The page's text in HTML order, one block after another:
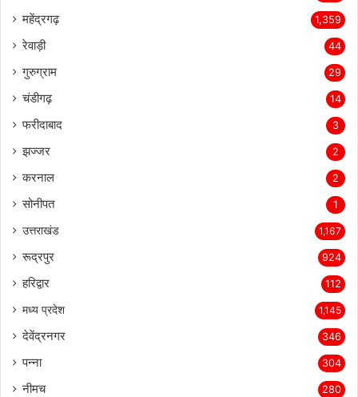
महेंद्रगढ़ 1,359
रेवाड़ी 44
गुरुग्राम 29
चंडीगढ़ 14
फरीदाबाद 3
झज्जर 2
करनाल 2
सोनीपत 1
उत्तराखंड 1,167
रूद्रपुर 924
हरिद्वार 112
मध्य प्रदेश 1,145
देवेंद्रनगर 346
पन्ना 304
नीमच 280